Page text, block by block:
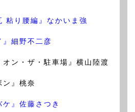
粘り腰編』なかいま強
』細野不二彦
ン・ザ・駐車場』横山陸渡
ン』桃奈
ケ』佐藤さつき